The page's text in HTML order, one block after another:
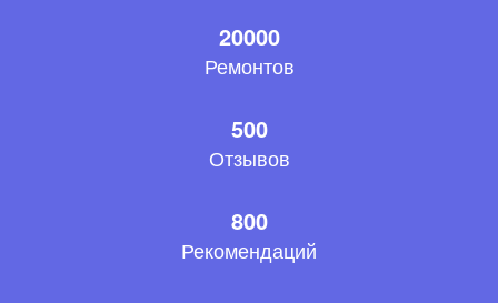
20000
Ремонтов
500
Отзывов
800
Рекомендаций